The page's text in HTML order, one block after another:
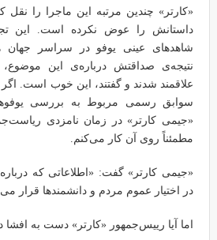
«کارتر» چندین مرتبه این ماجرا را
داستانش را عوض نکرده است. این
شاهدهای عینی یوفو در سراسر جهان
نتیجه‌ی صداقتش درباره‌ی این
علاقمند شدند و گفتند، این خوب است.
سوابق رسمی مربوط به بررسی
«جیمی کارتر» در زمان نامزدی
مطمئناً روی آن کار می‌کنم.
«جیمی کارتر» گفت: «اطلاعاتی که
در اختیار عموم مردم و دانشمندها قرار
اما آیا رییس‌جمهور «کارتر» دست به افشا